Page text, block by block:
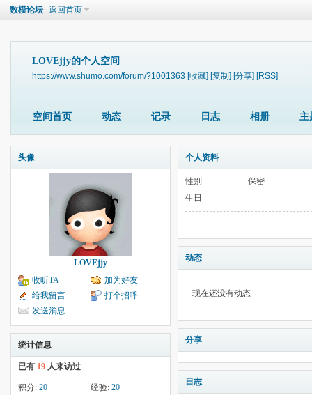
数模论坛 返回首页
LOVEjjy的个人空间
https://www.shumo.com/forum/?1001363 [收藏] [复制] [分享] [RSS]
空间首页 动态 记录 日志 相册 主
头像
LOVEjjy
收听TA
加为好友
给我留言
打个招呼
发送消息
统计信息
已有 19 人来访过
积分: 20 经验: 20
个人资料
性别
保密
生日
动态
现在还没有动态
分享
日志